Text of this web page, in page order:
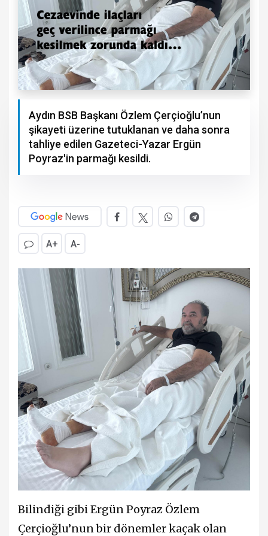
Aydın BSB Başkanı Özlem Çerçioğlu’nun
şikayeti üzerine tutuklanan ve daha sonra
tahliye edilen Gazeteci-Yazar Ergün
Poyraz'in parmağı kesildi.
A+ A-
Bilindiği gibi Ergün Poyraz Özlem
Çerçioğlu’nun bir dönemler kaçak olan